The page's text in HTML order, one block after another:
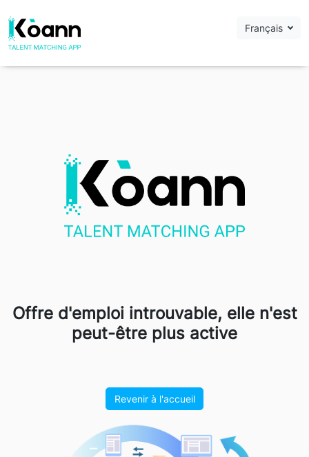
Français
Offre d'emploi introuvable, elle n'est
peut-être plus active
Revenir à l'accueil